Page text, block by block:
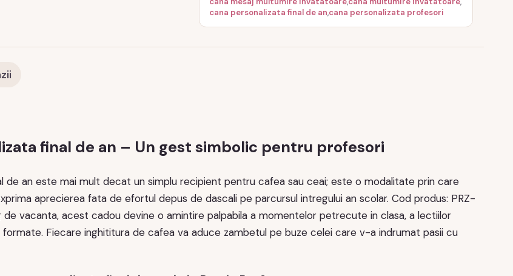
cana personalizata final de an,cana personalizata profesori
final de an – Un gest simbolic pentru profesori
de an este mai mult decat un simplu recipient pentru cafea sau ceai; este o modalitate prin care
aprecierea fata de efortul depus de dascali pe parcursul intregului an scolar. Cod produs: PRZ-
vacanta, acest cadou devine o amintire palpabila a momentelor petrecute in clasa, a lectiilor
Fiecare inghititura de cafea va aduce zambetul pe buze celei care v-a indrumat pasii cu